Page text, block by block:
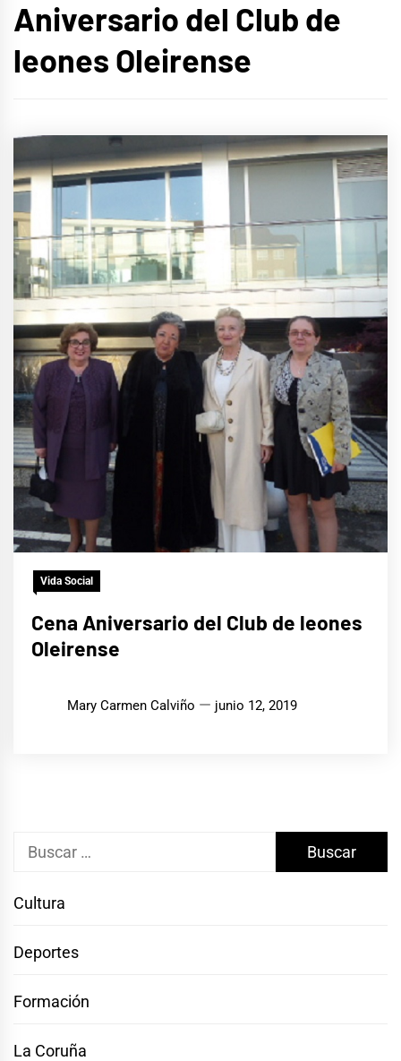
Aniversario del Club de
leones Oleirense
Vida Social
Cena Aniversario del Club de leones
Oleirense
Mary Carmen Calviño junio 12, 2019
Buscar:
Cultura
Deportes
Formación
La Coruña